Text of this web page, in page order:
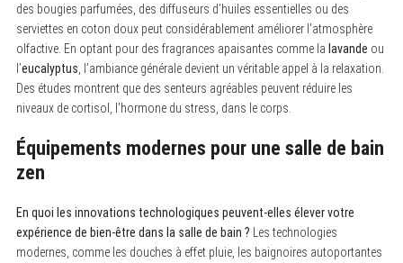
des bougies parfumées, des diffuseurs d’huiles essentielles ou des
serviettes en coton doux peut considérablement améliorer l’atmosphère
olfactive. En optant pour des fragrances apaisantes comme la lavande ou
l’eucalyptus , l’ambiance générale devient un véritable appel à la relaxation.
Des études montrent que des senteurs agréables peuvent réduire les
niveaux de cortisol, l’hormone du stress, dans le corps.
Équipements modernes pour une salle de bain
zen
En quoi les innovations technologiques peuvent-elles élever votre
expérience de bien-être dans la salle de bain ? Les technologies
modernes, comme les douches à effet pluie, les baignoires autoportantes